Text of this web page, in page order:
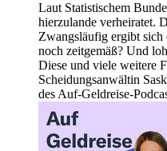
Laut Statistischem
hierzulande verheiratet.
Zwangsläufig ergibt sich
noch zeitgemäß? Und
Diese und viele weitere
Scheidungsanwältin
des Auf-Geldreise-